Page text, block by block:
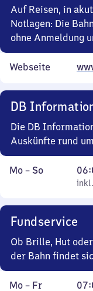
Uhr
30
Auf Reisen, in
Notlagen: Die
ohne Anmeldung
Webseite
DB
Die DB
Auskünfte rund
Montag
Mo – So,
inkl.
Von
6
22
Uhr
30
Fundservice
Ob Brille, Hut
der Bahn findet
Montag
Mo – Fr
Von